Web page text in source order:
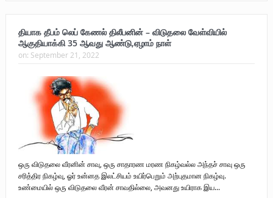
வணக்க நிகழ்வும் ‘விடுதலைச் சிற்பி’ நூல் மற்றும் ‘ஜவான் – திடம் குன்றா
உரிமைப் போராட்டம் _
நாடாளுமன்ற உறுப்பினர் இராமநாதன் அர்ச்சுனா அவர்களுக்கு நிலவனின்
திறந்த மடல்!
தியாக தீபம் லெப் கேணல் திலீபனின் – விடுதலை வேள்வியில்
ஆகுதியாக்கி 35 ஆவது ஆண்டு,ஏழாம் நாள்
on: September 21, 2022
ஒரு விடுதலை வீரனின் சாவு, ஒரு சாதாரண மரண நிகழ்வல்ல அந்தச் சாவு ஒரு
சரித்திர நிகழ்வு, ஓர் உன்னத இலட்சியம் உயிர்பெறும் அற்புதமான நிகழ்வு.
உண்மையில் ஒரு விடுதலை வீரன் சாவதில்லை, அவனது உயிராக இய...